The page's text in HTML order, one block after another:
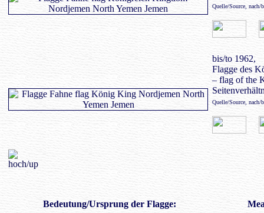
Quelle/Source,
bis/to 1962,
Flagge des
– flag of the
Quelle/Source,
Bedeutung/Ursprung der Flagge: